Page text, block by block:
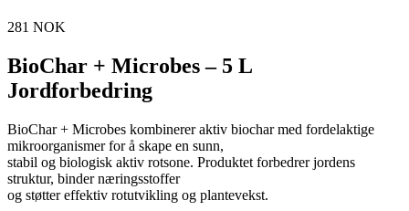
281 NOK
BioChar + Microbes – 5 L
Jordforbedring
BioChar + Microbes kombinerer aktiv biochar med fordelaktige
mikroorganismer for å skape en sunn,
stabil og biologisk aktiv rotsone. Produktet forbedrer jordens
struktur, binder næringsstoffer
og støtter effektiv rotutvikling og plantevekst.